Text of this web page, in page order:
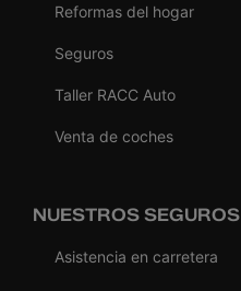
Reformas del hogar
Seguros
Taller RACC Auto
Venta de coches
NUESTROS SEGUROS
Asistencia en carretera